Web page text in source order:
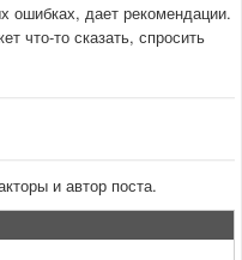
ошибках, дает рекомендации.
что-то сказать, спросить
и автор поста.